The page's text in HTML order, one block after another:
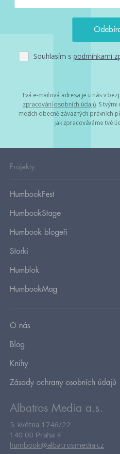
Souhlasím s podmínkami
Tvá e-mailová adresa je u nás v
zpracování osobních údajů. S
mezích obecně závazných právních
jak zpracováváme tvé
Projekty
HumbookFest
HumbookStage
Humbook blogeři
Storki
Humblok
HumbookMag
O nás
Blog
Knihy
Zásady ochrany osobních údajů
Albatros Media a.s.
5. května 1746/22
140 00 Praha 4
humbook@albatrosmedia.cz